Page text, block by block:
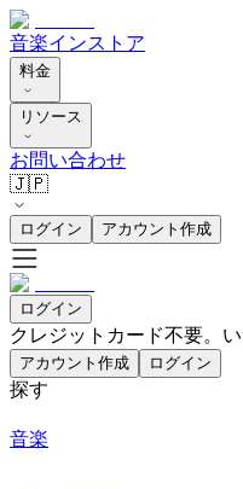
音楽インストア
料金
リソース
お問い合わせ
🇯🇵
ログイン アカウント作成
ログイン
クレジットカード不要。
アカウント作成 ログイン
探す
音楽